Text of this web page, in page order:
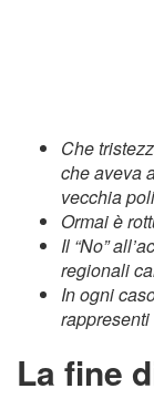
Che
che aveva
vecchia
Ormai è
Il “No”
regionali
In ogni
rappresenti
La fine